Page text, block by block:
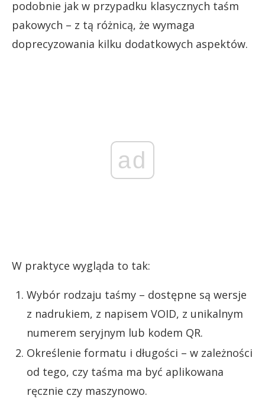
podobnie jak w przypadku klasycznych taśm
pakowych – z tą różnicą, że wymaga
doprecyzowania kilku dodatkowych aspektów.
ad
W praktyce wygląda to tak:
Wybór rodzaju taśmy – dostępne są wersje
z nadrukiem, z napisem VOID, z unikalnym
numerem seryjnym lub kodem QR.
Określenie formatu i długości – w zależności
od tego, czy taśma ma być aplikowana
ręcznie czy maszynowo.